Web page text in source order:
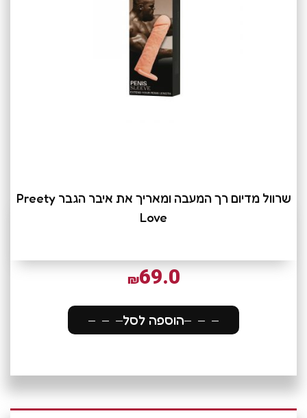
שרוול מדיום רך המעבה ומאריך את איבר הגבר Preety
Love
₪69.0
הוספה לסל